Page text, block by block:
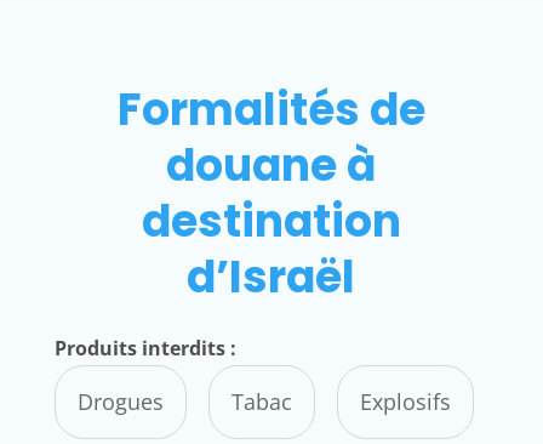
Formalités de
douane à
destination
d’Israël
Produits interdits :
Drogues Tabac Explosifs